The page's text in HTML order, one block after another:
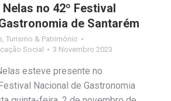
no 42º Festival
de Santarém
, Turismo & Património
Social 3 Novembro 2023
esteve presente no
Nacional de Gastronomia